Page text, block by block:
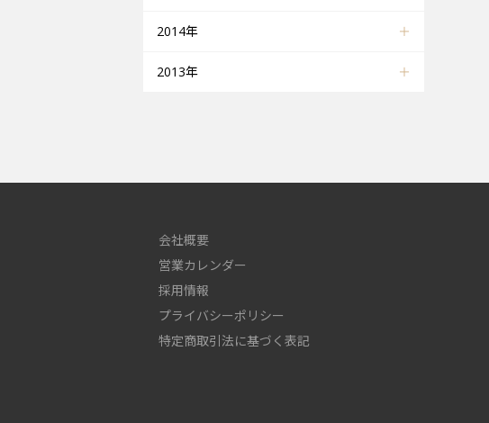
2014年
2013年
会社概要
営業カレンダー
採用情報
プライバシーポリシー
特定商取引法に基づく表記